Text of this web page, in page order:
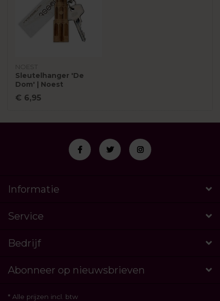
NOEST
Sleutelhanger 'De
Dom' | Noest
€ 6,95
Informatie
Service
Bedrijf
Abonneer op nieuwsbrieven
* Alle prijzen incl. btw